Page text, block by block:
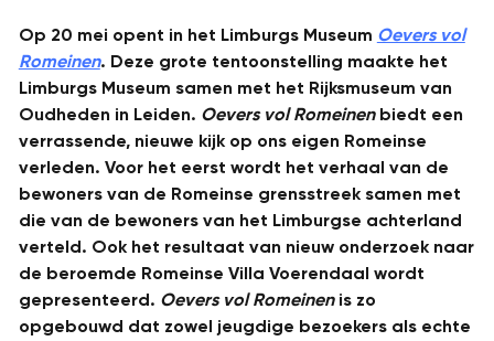
Op 20 mei opent in het Limburgs Museum Oevers vol
Romeinen. Deze grote tentoonstelling maakte het
Limburgs Museum samen met het Rijksmuseum van
Oudheden in Leiden. Oevers vol Romeinenbiedt een
verrassende, nieuwe kijk op ons eigen Romeinse
verleden. Voor het eerst wordt het verhaal van de
bewoners van de Romeinse grensstreek samen met
die van de bewoners van het Limburgse achterland
verteld. Ook het resultaat van nieuw onderzoek naar
de beroemde Romeinse Villa Voerendaal wordt
gepresenteerd. Oevers vol Romeinenis zo
opgebouwd dat zowel jeugdige bezoekers als echte